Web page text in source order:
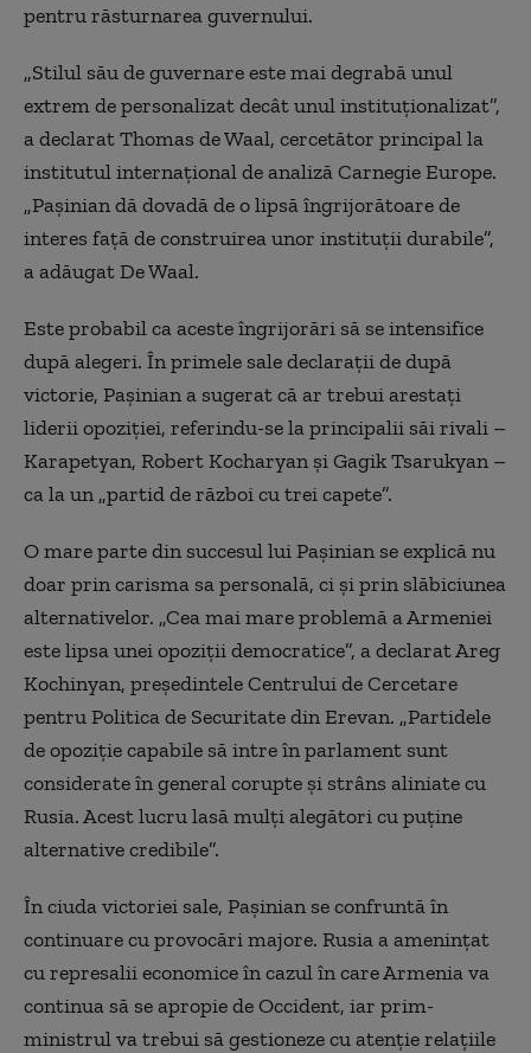
pentru răsturnarea guvernului.
„Stilul său de guvernare este mai degrabă unul
extrem de personalizat decât unul instituționalizat”,
a declarat Thomas de Waal, cercetător principal la
institutul internațional de analiză Carnegie Europe.
„Pașinian dă dovadă de o lipsă îngrijorătoare de
interes față de construirea unor instituții durabile”,
a adăugat De Waal.
Este probabil ca aceste îngrijorări să se intensifice
după alegeri. În primele sale declarații de după
victorie, Pașinian a sugerat că ar trebui arestați
liderii opoziției, referindu-se la principalii săi rivali –
Karapetyan, Robert Kocharyan și Gagik Tsarukyan –
ca la un „partid de război cu trei capete”.
O mare parte din succesul lui Pașinian se explică nu
doar prin carisma sa personală, ci și prin slăbiciunea
alternativelor. „Cea mai mare problemă a Armeniei
este lipsa unei opoziții democratice”, a declarat Areg
Kochinyan, președintele Centrului de Cercetare
pentru Politica de Securitate din Erevan. „Partidele
de opoziție capabile să intre în parlament sunt
considerate în general corupte și strâns aliniate cu
Rusia. Acest lucru lasă mulți alegători cu puține
alternative credibile”.
În ciuda victoriei sale, Pașinian se confruntă în
continuare cu provocări majore. Rusia a amenințat
cu represalii economice în cazul în care Armenia va
continua să se apropie de Occident, iar prim-
ministrul va trebui să gestioneze cu atenție relațiile